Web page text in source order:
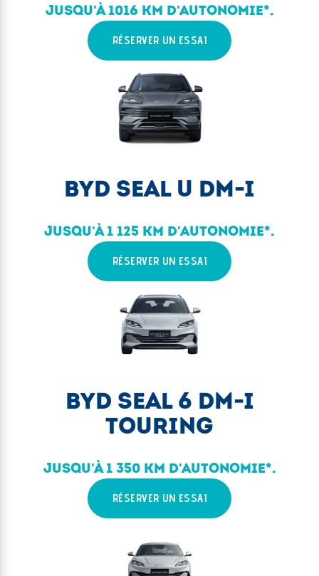
JUSQU'À 1016 KM D'AUTONOMIE*.
RÉSERVER UN ESSAI
BYD SEAL U DM-I
JUSQU'À 1 125 KM D'AUTONOMIE*.
RÉSERVER UN ESSAI
BYD SEAL 6 DM-I
TOURING
JUSQU'À 1 350 KM D'AUTONOMIE*.
RÉSERVER UN ESSAI